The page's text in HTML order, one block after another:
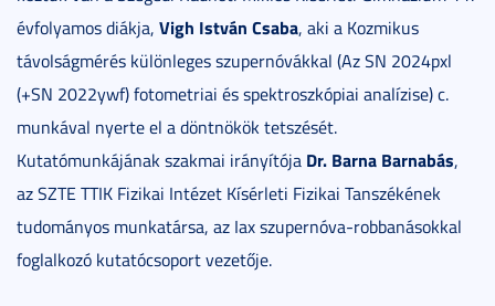
évfolyamos diákja, Vigh István Csaba, aki a Kozmikus
távolságmérés különleges szupernóvákkal (Az SN 2024pxl
(+SN 2022ywf) fotometriai és spektroszkópiai analízise) c.
munkával nyerte el a döntnökök tetszését.
Kutatómunkájának szakmai irányítója Dr. Barna Barnabás,
az SZTE TTIK Fizikai Intézet Kísérleti Fizikai Tanszékének
tudományos munkatársa, az Iax szupernóva-robbanásokkal
foglalkozó kutatócsoport vezetője.